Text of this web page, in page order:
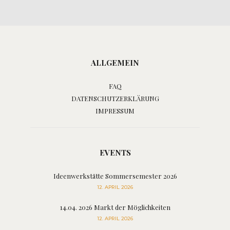
ALLGEMEIN
FAQ
DATENSCHUTZERKLÄRUNG
IMPRESSUM
EVENTS
Ideenwerkstätte Sommersemester 2026
12. APRIL 2026
14.04. 2026 Markt der Möglichkeiten
12. APRIL 2026